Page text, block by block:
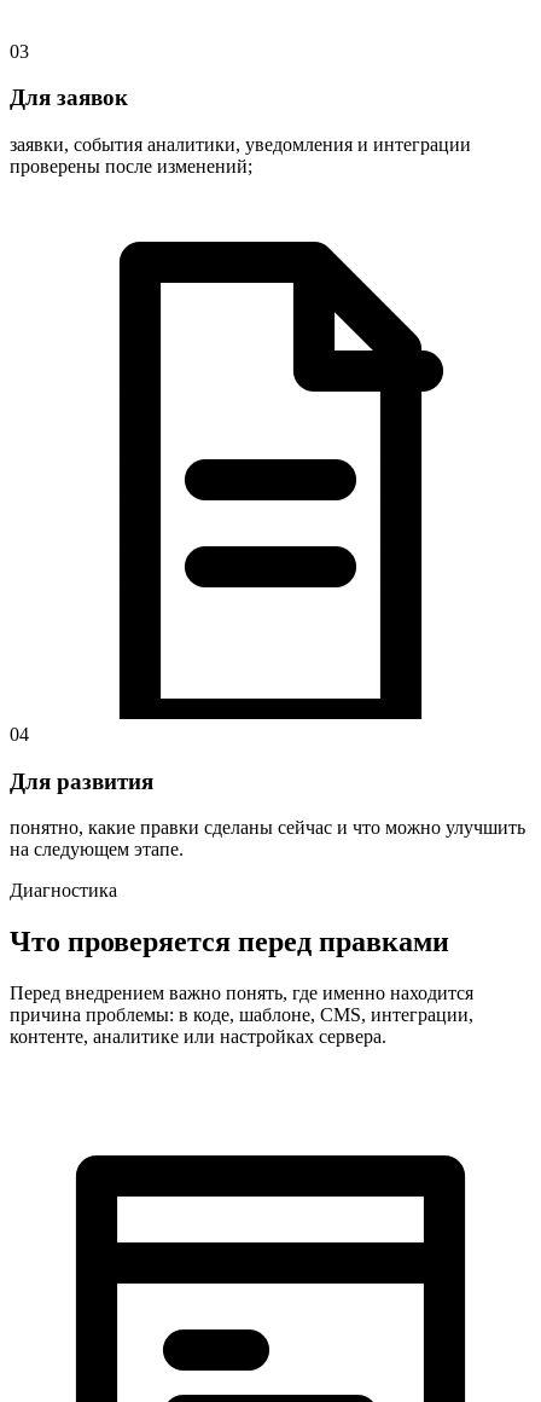
03
Для заявок
заявки, события аналитики, уведомления и интеграции
проверены после изменений;
04
Для развития
понятно, какие правки сделаны сейчас и что можно улучшить
на следующем этапе.
Диагностика
Что проверяется перед правками
Перед внедрением важно понять, где именно находится
причина проблемы: в коде, шаблоне, CMS, интеграции,
контенте, аналитике или настройках сервера.